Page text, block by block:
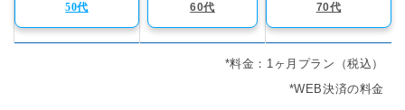
50代 60代 70代
*料金：1ヶ月プラン（税込）
*WEB決済の料金